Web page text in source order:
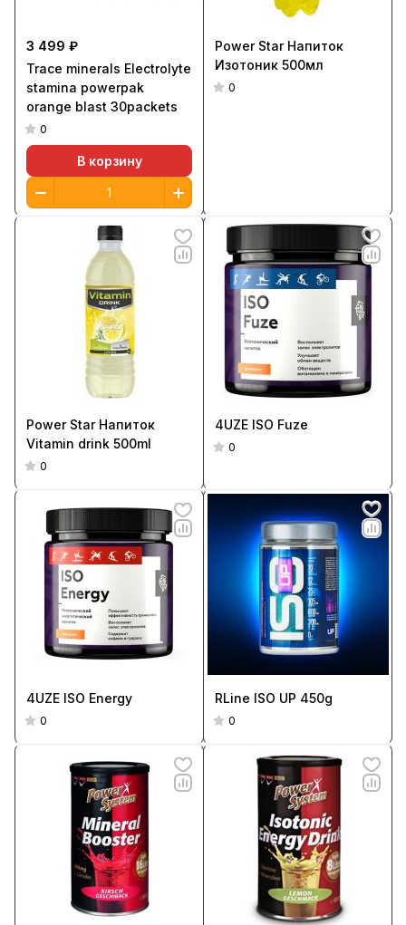
3 499 ₽
Trace minerals Electrolyte
stamina powerpak
orange blast 30packets
0
В корзину
Power Star Напиток
Изотоник 500мл
0
Power Star Напиток
Vitamin drink 500ml
0
4UZE ISO Fuze
0
4UZE ISO Energy
0
RLine ISO UP 450g
0